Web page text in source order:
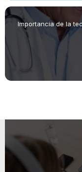
Importancia de la